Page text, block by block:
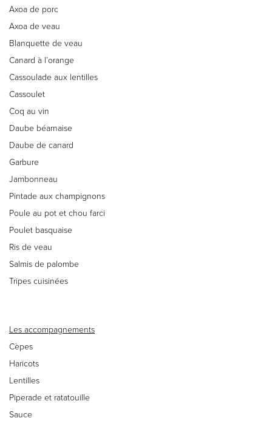
Axoa de porc
Axoa de veau
Blanquette de veau
Canard à l’orange
Cassoulade aux lentilles
Cassoulet
Coq au vin
Daube béarnaise
Daube de canard
Garbure
Jambonneau
Pintade aux champignons
Poule au pot et chou farci
Poulet basquaise
Ris de veau
Salmis de palombe
Tripes cuisinées
Les accompagnements
Cèpes
Haricots
Lentilles
Piperade et ratatouille
Sauce